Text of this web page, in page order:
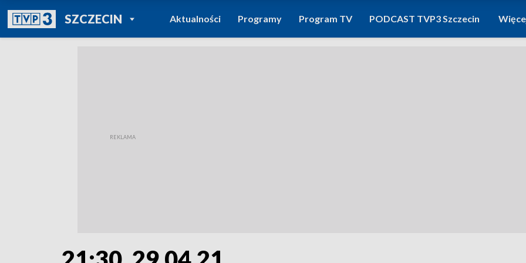
SZCZECINPOWRÓT DO
TVP REGIONY
Aktualności Programy Program TV PODCAST TVP3 Szczecin